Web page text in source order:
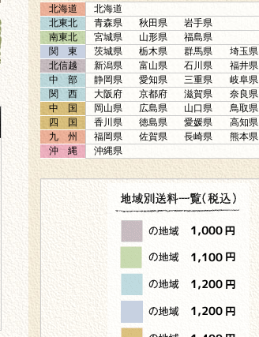
北海道 北海道
北東北
青森県 秋田県 岩手県
南東北
宮城県 山形県 福島県
関 東
茨城県 栃木県 群馬県 埼玉県
北信越
新潟県 富山県 石川県 福井県
中 部
静岡県 愛知県 三重県 岐阜県
関 西
大阪府 京都府 滋賀県 奈良県
中 国
岡山県 広島県 山口県 鳥取県
四 国
香川県 徳島県 愛媛県 高知県
九 州
福岡県 佐賀県 長崎県 熊本県
沖 縄
沖縄県